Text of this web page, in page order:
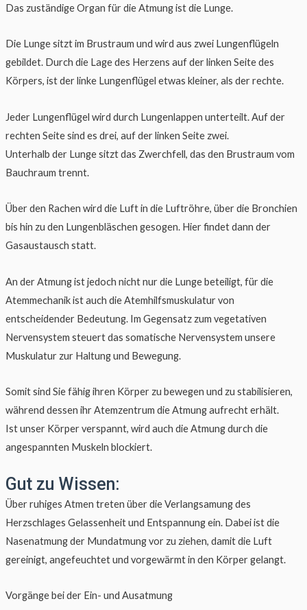
Das zuständige Organ für die Atmung ist die Lunge.
Die Lunge sitzt im Brustraum und wird aus zwei Lungenflügeln
gebildet. Durch die Lage des Herzens auf der linken Seite des
Körpers, ist der linke Lungenflügel etwas kleiner, als der rechte.
Jeder Lungenflügel wird durch Lungenlappen unterteilt. Auf der
rechten Seite sind es drei, auf der linken Seite zwei.
Unterhalb der Lunge sitzt das Zwerchfell, das den Brustraum vom
Bauchraum trennt.
Über den Rachen wird die Luft in die Luftröhre, über die Bronchien
bis hin zu den Lungenbläschen gesogen. Hier findet dann der
Gasaustausch statt.
An der Atmung ist jedoch nicht nur die Lunge beteiligt, für die
Atemmechanik ist auch die Atemhilfsmuskulatur von
entscheidender Bedeutung. Im Gegensatz zum vegetativen
Nervensystem steuert das somatische Nervensystem unsere
Muskulatur zur Haltung und Bewegung.
Somit sind Sie fähig ihren Körper zu bewegen und zu stabilisieren,
während dessen ihr Atemzentrum die Atmung aufrecht erhält.
Ist unser Körper verspannt, wird auch die Atmung durch die
angespannten Muskeln blockiert.
Gut zu Wissen:
Über ruhiges Atmen treten über die Verlangsamung des
Herzschlages Gelassenheit und Entspannung ein. Dabei ist die
Nasenatmung der Mundatmung vor zu ziehen, damit die Luft
gereinigt, angefeuchtet und vorgewärmt in den Körper gelangt.
Vorgänge bei der Ein- und Ausatmung